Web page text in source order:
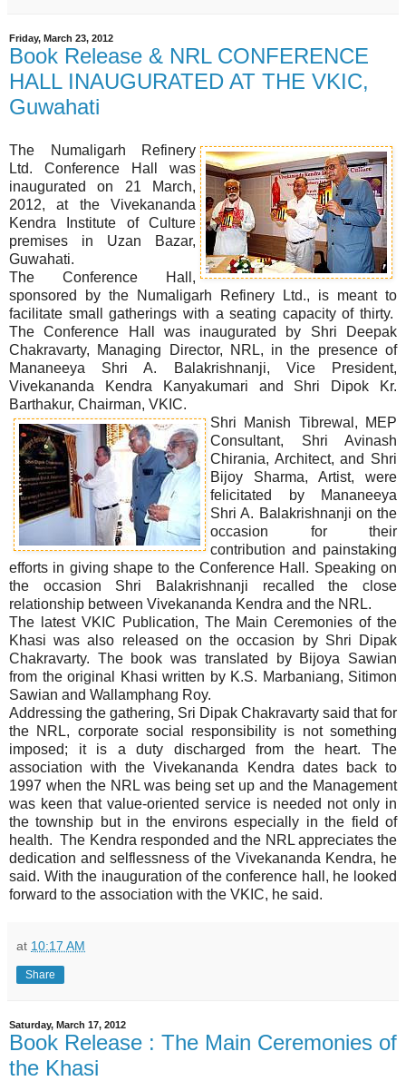
Friday, March 23, 2012
Book Release & NRL CONFERENCE
HALL INAUGURATED AT THE VKIC,
Guwahati
The Numaligarh Refinery
Ltd. Conference Hall was
inaugurated on 21 March,
2012, at the Vivekananda
Kendra Institute of Culture
premises in Uzan Bazar,
Guwahati.
The Conference Hall,
sponsored by the Numaligarh Refinery Ltd., is meant to
facilitate small gatherings with a seating capacity of thirty.
The Conference Hall was inaugurated by Shri Deepak
Chakravarty, Managing Director, NRL, in the presence of
Mananeeya Shri A. Balakrishnanji, Vice President,
Vivekananda Kendra Kanyakumari and Shri Dipok Kr.
Barthakur, Chairman, VKIC.
Shri Manish Tibrewal, MEP
Consultant, Shri Avinash
Chirania, Architect, and Shri
Bijoy Sharma, Artist, were
felicitated by Mananeeya
Shri A. Balakrishnanji on the
occasion for their
contribution and painstaking
efforts in giving shape to the Conference Hall. Speaking on
the occasion Shri Balakrishnanji recalled the close
relationship between Vivekananda Kendra and the NRL.
The latest VKIC Publication, The Main Ceremonies of the
Khasi was also released on the occasion by Shri Dipak
Chakravarty. The book was translated by Bijoya Sawian
from the original Khasi written by K.S. Marbaniang, Sitimon
Sawian and Wallamphang Roy.
Addressing the gathering, Sri Dipak Chakravarty said that for
the NRL, corporate social responsibility is not something
imposed; it is a duty discharged from the heart. The
association with the Vivekananda Kendra dates back to
1997 when the NRL was being set up and the Management
was keen that value-oriented service is needed not only in
the township but in the environs especially in the field of
health. The Kendra responded and the NRL appreciates the
dedication and selflessness of the Vivekananda Kendra, he
said. With the inauguration of the conference hall, he looked
forward to the association with the VKIC, he said.
at 10:17 AM
Share
Saturday, March 17, 2012
Book Release : The Main Ceremonies of
the Khasi